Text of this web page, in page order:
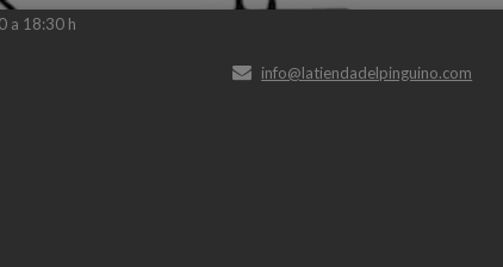
a 18:30 h
info@latiendadelpinguino.com